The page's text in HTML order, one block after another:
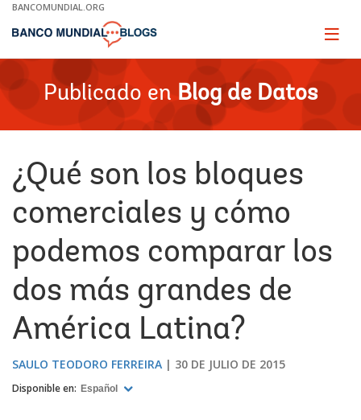
Skip
Main
BANCOMUNDIAL.ORG
Page
Publicado en Blog de Datos
¿Qué son los bloques
comerciales y cómo
podemos comparar los
dos más grandes de
América Latina?
SAULO TEODORO FERREIRA 30 DE JULIO DE 2015
Disponible en: Español